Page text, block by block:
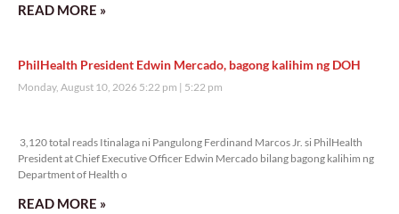
READ MORE »
PhilHealth President Edwin Mercado, bagong kalihim ng DOH
Monday, August 10, 2026 5:22 pm 5:22 pm
3,120 total reads Itinalaga ni Pangulong Ferdinand Marcos Jr. si PhilHealth
President at Chief Executive Officer Edwin Mercado bilang bagong kalihim ng
Department of Health o
READ MORE »